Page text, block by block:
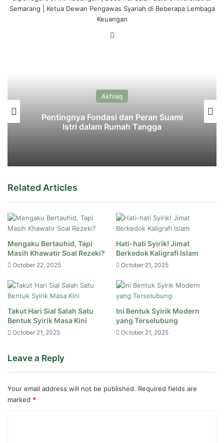
Semarang | Ketua Dewan Pengawas Syariah di Beberapa Lembaga
Keuangan
Akhlaq
Pentingnya Fondasi dan Peran Suami
Istri dalam Rumah Tangga
Related Articles
Mengaku Bertauhid, Tapi
Masih Khawatir Soal Rezeki?
October 22, 2025
Hati-hati Syirik! Jimat
Berkedok Kaligrafi Islam
October 21, 2025
Takut Hari Sial Salah Satu
Bentuk Syirik Masa Kini
October 21, 2025
Ini Bentuk Syirik Modern
yang Terselubung
October 21, 2025
Leave a Reply
Your email address will not be published. Required fields are
marked *